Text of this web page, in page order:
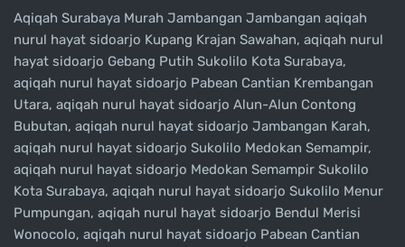
Aqiqah Surabaya Murah Jambangan Jambangan aqiqah
nurul hayat sidoarjo Kupang Krajan Sawahan, aqiqah nurul
hayat sidoarjo Gebang Putih Sukolilo Kota Surabaya,
aqiqah nurul hayat sidoarjo Pabean Cantian Krembangan
Utara, aqiqah nurul hayat sidoarjo Alun-Alun Contong
Bubutan, aqiqah nurul hayat sidoarjo Jambangan Karah,
aqiqah nurul hayat sidoarjo Sukolilo Medokan Semampir,
aqiqah nurul hayat sidoarjo Medokan Semampir Sukolilo
Kota Surabaya, aqiqah nurul hayat sidoarjo Sukolilo Menur
Pumpungan, aqiqah nurul hayat sidoarjo Bendul Merisi
Wonocolo, aqiqah nurul hayat sidoarjo Pabean Cantian